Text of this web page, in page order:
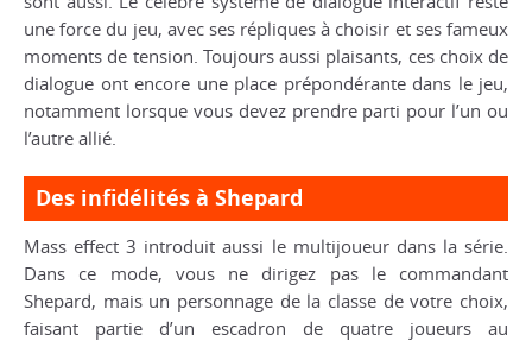
une force du jeu, avec ses répliques à choisir et ses fameux
moments de tension. Toujours aussi plaisants, ces choix de
dialogue ont encore une place prépondérante dans le jeu,
notamment lorsque vous devez prendre parti pour l’un ou
l’autre allié.
Des infidélités à Shepard
Mass effect 3 introduit aussi le multijoueur dans la série.
Dans ce mode, vous ne dirigez pas le commandant
Shepard, mais un personnage de la classe de votre choix,
faisant partie d’un escadron de quatre joueurs au